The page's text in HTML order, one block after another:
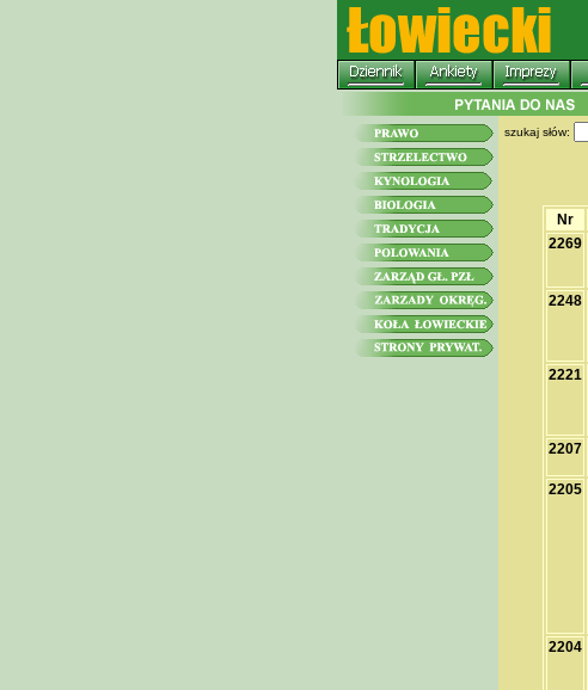
szukaj słów:
Nr
2269
2248
2221
2207
2205
2204